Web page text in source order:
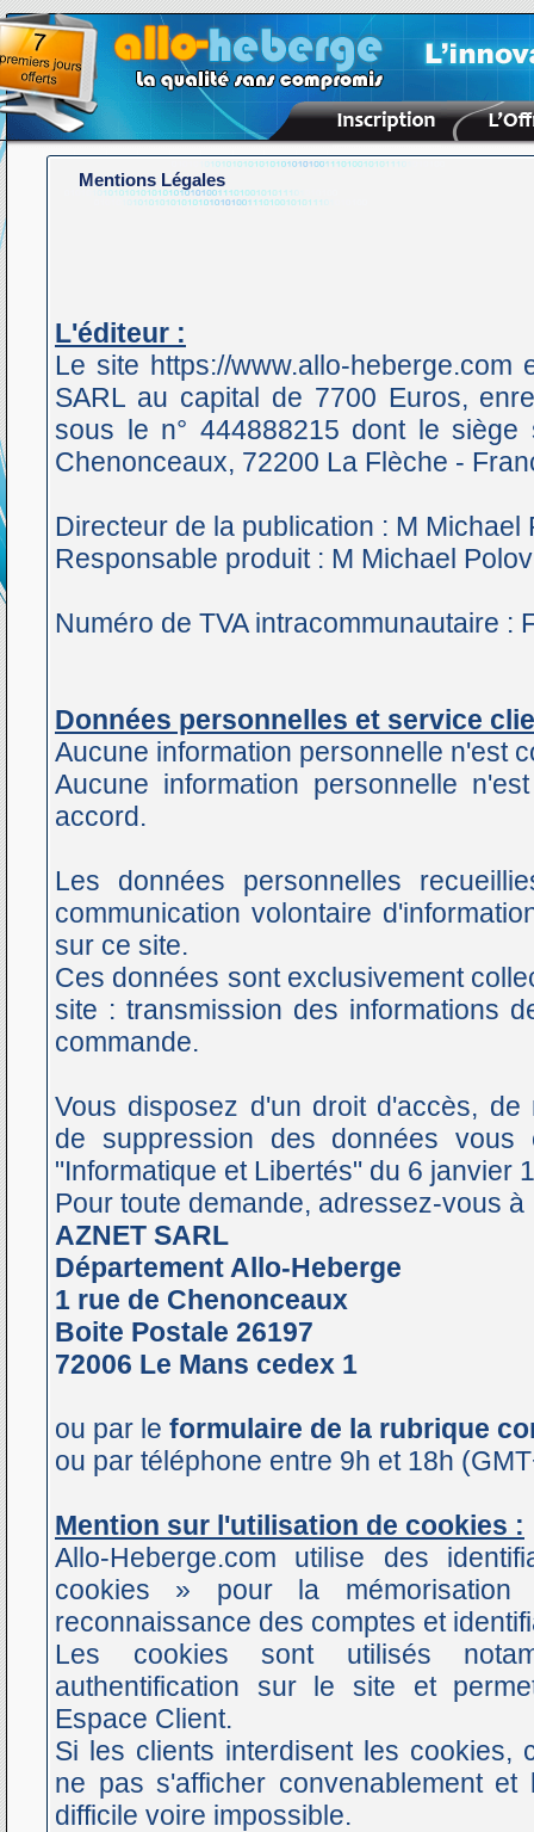
Mentions Légales
L'éditeur :
Le site https://www.allo-
SARL au capital de 7700 Euros,
sous le n° 444888215 dont le
Chenonceaux, 72200 La Flèche -
Directeur de la publication : M Michael
Responsable produit : M Michael
Numéro de TVA intracommunautaire :
Données personnelles et service
Aucune information personnelle n'est
Aucune information personnelle
accord.
Les données personnelles
communication volontaire
sur ce site.
Ces données sont exclusivement
site : transmission des informations
commande.
Vous disposez d'un droit d'accès, de
de suppression des données
"Informatique et Libertés" du 6 janvier
Pour toute demande, adressez-vous à
AZNET SARL
Département Allo-Heberge
1 rue de Chenonceaux
Boite Postale 26197
72006 Le Mans cedex 1
ou par le formulaire de la rubrique
ou par téléphone entre 9h et 18h
Mention sur l'utilisation de cookies :
Allo-Heberge.com utilise des
cookies » pour la mémorisation
reconnaissance des comptes et
Les cookies sont utilisés
authentification sur le site et
Espace Client.
Si les clients interdisent les cookies,
ne pas s'afficher convenablement
difficile voire impossible.